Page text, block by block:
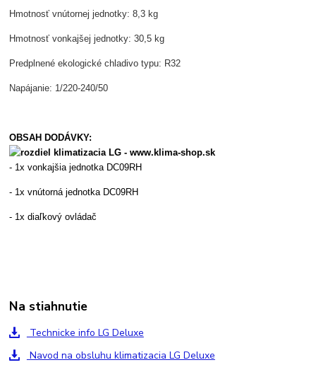
Hmotnosť vnútornej jednotky: 8,3 kg
Hmotnosť vonkajšej jednotky: 30,5 kg
Predplnené ekologické chladivo typu: R32
Napájanie: 1/220-240/50
OBSAH DODÁVKY:
- 1x vonkajšia jednotka DC09RH
- 1x vnútorná jednotka DC09RH
- 1x diaľkový ovládač
Na stiahnutie
Technicke info LG Deluxe
Navod na obsluhu klimatizacia LG Deluxe